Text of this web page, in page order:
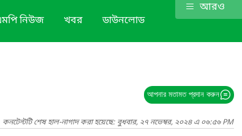
নিউজ খবর ডাউনলোড
আরও
আপনার মতামত প্রদান করুন
কনটেন্টটি শেষ হাল-নাগাদ করা হয়েছে: বুধবার, ২৭ নভেম্বর, ২০২৪ এ ০৬:৫৬ PM